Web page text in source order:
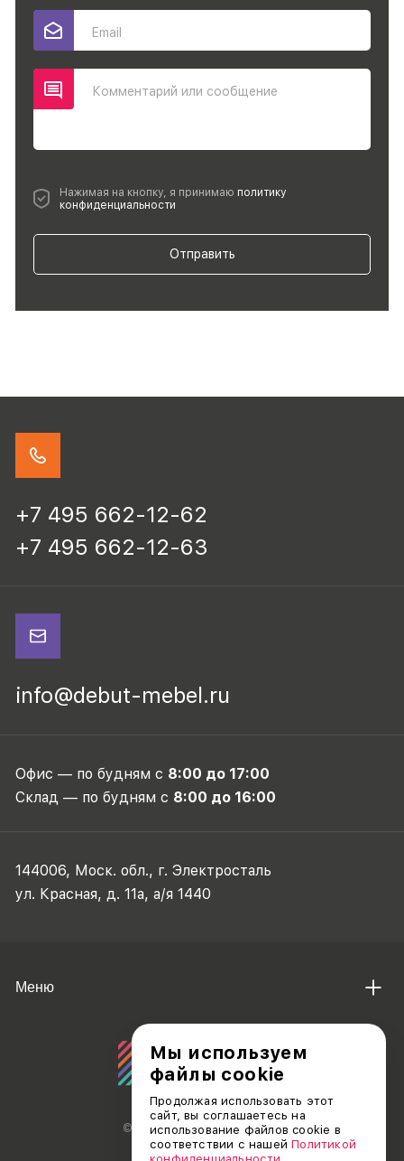
Email
Комментарий или сообщение
Нажимая на кнопку, я принимаю политику
конфиденциальности
Отправить
+7 495 662-12-62
+7 495 662-12-63
info@debut-mebel.ru
Офис — по будням с 8:00 до 17:00
Склад — по будням с 8:00 до 16:00
144006, Моск. обл., г. Электросталь
ул. Красная, д. 11а, а/я 1440
© АО «ДЕБЮТ», 2011 — 2026
Меню
Мы используем
файлы cookie
Продолжая использовать этот
сайт, вы соглашаетесь на
использование файлов cookie в
соответствии с нашейПолитикой